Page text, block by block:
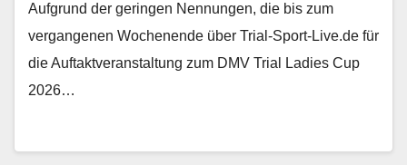
Aufgrund der geringen Nennungen, die bis zum
vergangenen Wochenende über Trial-Sport-Live.de für
die Auftaktveranstaltung zum DMV Trial Ladies Cup
2026…